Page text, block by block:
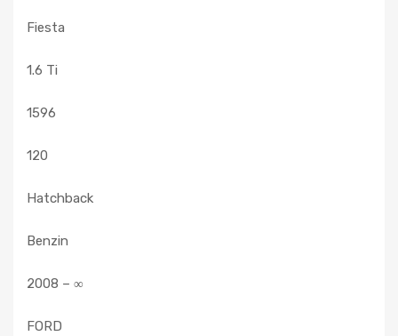
Fiesta
1.6 Ti
1596
120
Hatchback
Benzin
2008 – ∞
FORD